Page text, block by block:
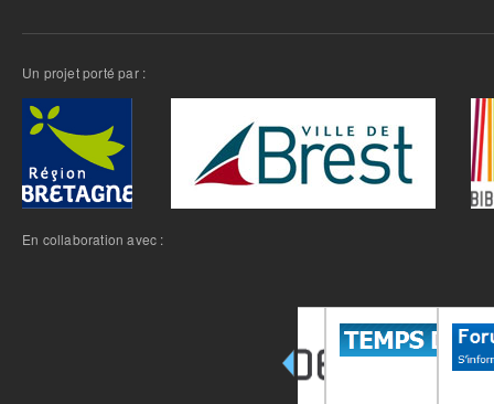
Un projet porté par :
En collaboration avec :